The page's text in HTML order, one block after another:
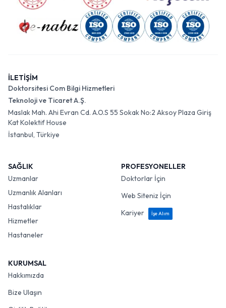
İLETİŞİM
Doktorsitesi Com Bilgi Hizmetleri
Teknoloji ve Ticaret A.Ş.
Maslak Mah. Ahi Evran Cd. A.O.S 55 Sokak No:2 Aksoy Plaza Giriş
Kat Kolektif House
İstanbul, Türkiye
SAĞLIK
Uzmanlar
Uzmanlık Alanları
Hastalıklar
Hizmetler
Hastaneler
PROFESYONELLER
Doktorlar İçin
Web Siteniz İçin
Kariyer
İşe Alım
KURUMSAL
Hakkımızda
Bize Ulaşın